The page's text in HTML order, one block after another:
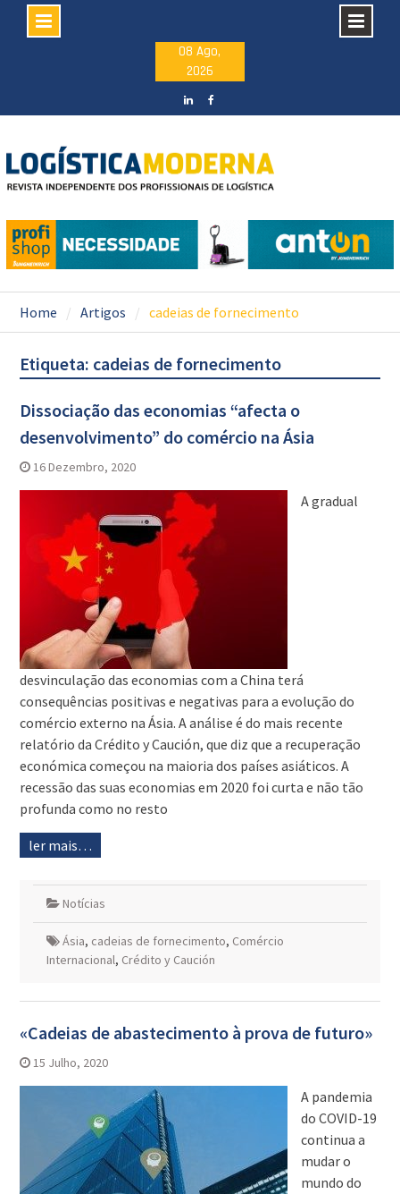
08 Ago,
2026
Home Artigos cadeias de fornecimento
Etiqueta: cadeias de fornecimento
Dissociação das economias “afecta o
desenvolvimento” do comércio na Ásia
16 Dezembro, 2020
A gradual
desvinculação das economias com a China terá
consequências positivas e negativas para a evolução do
comércio externo na Ásia. A análise é do mais recente
relatório da Crédito y Caución, que diz que a recuperação
económica começou na maioria dos países asiáticos. A
recessão das suas economias em 2020 foi curta e não tão
profunda como no resto
ler mais…
Notícias
Ásia, cadeias de fornecimento, Comércio
Internacional, Crédito y Caución
«Cadeias de abastecimento à prova de futuro»
15 Julho, 2020
A pandemia
do COVID-19
continua a
mudar o
mundo do